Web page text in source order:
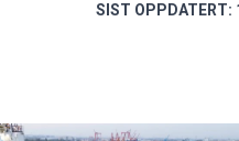
SIST OPPDATERT: